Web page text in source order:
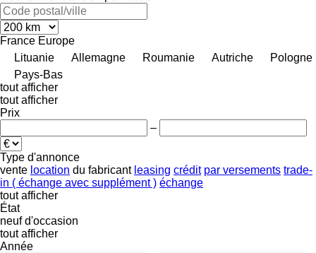
France Europe
Lituanie
Allemagne Roumanie Autriche
Pologne
Pays-Bas
tout afficher
tout afficher
Prix
–
Type d'annonce
vente location du fabricant leasing crédit par versements trade-
in ( échange avec supplément ) échange
tout afficher
État
neuf d'occasion
tout afficher
Année